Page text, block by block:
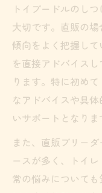
トイプードルのし
大切です。直販の
傾向をよく把握し
を直接アドバイス
ります。特に初め
なアドバイスや具
いサポートとなりま
また、直販ブリー
ースが多く、トイ
常の悩みについて